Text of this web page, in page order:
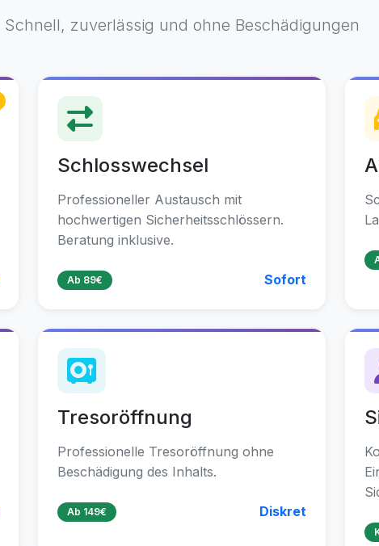
Schnell, zuverlässig und ohne Beschädigungen
Schlosswechsel
Professioneller Austausch mit
hochwertigen Sicherheitsschlössern.
Beratung inklusive.
Ab 89€ Sofort
Tresoröffnung
Professionelle Tresoröffnung ohne
Beschädigung des Inhalts.
Ab 149€ Diskret